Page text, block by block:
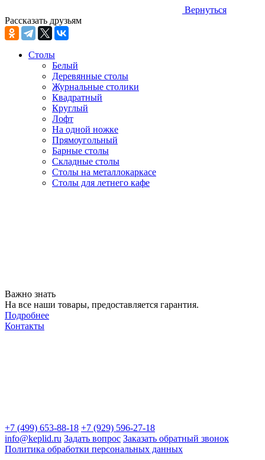
Вернуться
Рассказать друзьям
Столы
Белый
Деревянные столы
Журнальные столики
Квадратный
Круглый
Лофт
На одной ножке
Прямоугольный
Барные столы
Складные столы
Столы на металлокаркасе
Столы для летнего кафе
Важно знать
На все наши товары, предоставляется гарантия.
Подробнее
Контакты
+7 (499) 653-88-18 +7 (929) 596-27-18
info@keplid.ru Задать вопрос Заказать обратный звонок
Политика обработки персональных данных